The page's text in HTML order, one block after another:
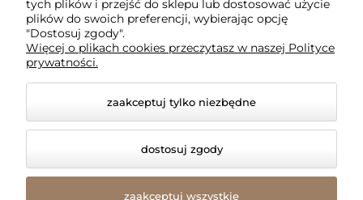
© 2026 amled.pl. Wszelkie prawa zastrzeżone.
tych plików i przejść do sklepu lub dostosować użycie
plików do swoich preferencji, wybierając opcję
"Dostosuj zgody".
Więcej o plikach cookies przeczytasz w naszej Polityce
prywatności.
zaakceptuj tylko niezbędne
dostosuj zgody
zaakceptuj wszystkie